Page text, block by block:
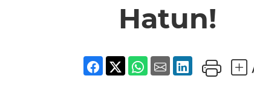
Hatun!